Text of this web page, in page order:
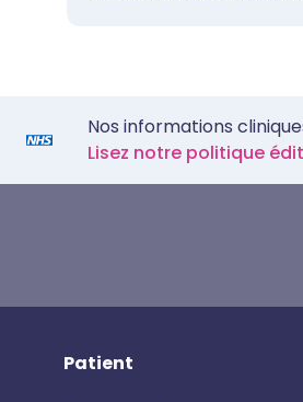
Nos informations
Lisez notre politique
Patient